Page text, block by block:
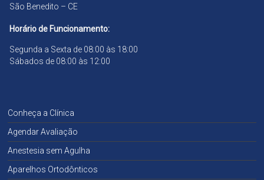
São Benedito – CE
Horário de Funcionamento:
Segunda a Sexta de 08:00 às 18:00
Sábados de 08:00 às 12:00
Conheça a Clínica
Agendar Avaliação
Anestesia sem Agulha
Aparelhos Ortodônticos